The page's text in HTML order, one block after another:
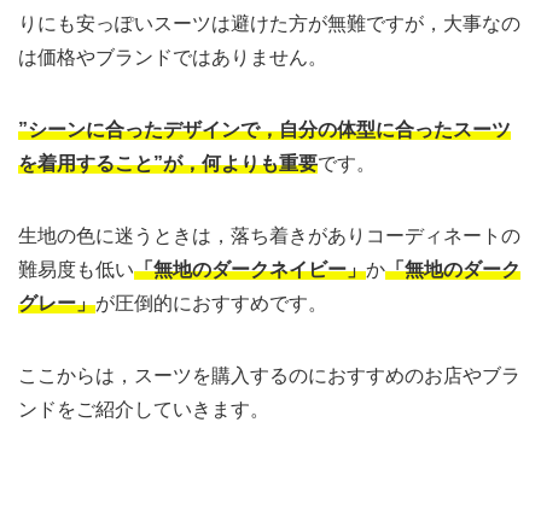
りにも安っぽいスーツは避けた方が無難ですが，大事なの
は価格やブランドではありません。
”シーンに合ったデザインで，自分の体型に合ったスーツ
を着用すること”が，何よりも重要です。
生地の色に迷うときは，落ち着きがありコーディネートの
難易度も低い「無地のダークネイビー」か「無地のダーク
グレー」が圧倒的におすすめです。
ここからは，スーツを購入するのにおすすめのお店やブラ
ンドをご紹介していきます。